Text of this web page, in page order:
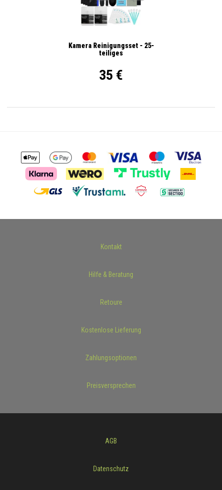
Kamera Reinigungsset - 25-
teiliges
35 €
Kontakt
Hilfe & Beratung
Retoure
Kostenlose Lieferung
Zahlungsoptionen
Preisversprechen
AGB
Datenschutz